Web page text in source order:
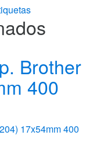
Brother
400